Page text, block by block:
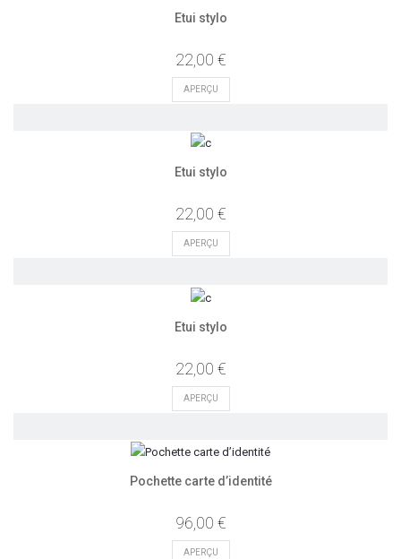
Etui stylo
22,00 €
APERÇU
Etui stylo
22,00 €
APERÇU
Etui stylo
22,00 €
APERÇU
Pochette carte d’identité
96,00 €
APERÇU